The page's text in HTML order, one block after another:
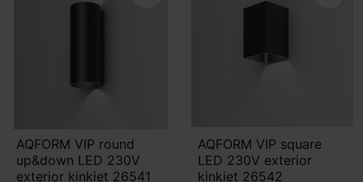
AQFORM VIP round
up&down LED 230V
exterior kinkiet 26541
AQFORM VIP square
LED 230V exterior
kinkiet 26542